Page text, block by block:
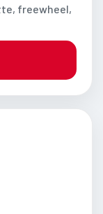
freewheel,